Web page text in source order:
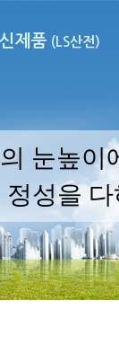
신제품 (LS산전)
눈높이
정성을